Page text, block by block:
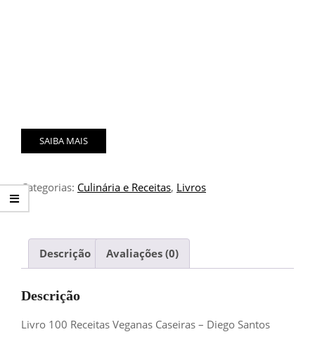
SAIBA MAIS
Categorias: Culinária e Receitas, Livros
Descrição Avaliações (0)
Descrição
Livro 100 Receitas Veganas Caseiras – Diego Santos